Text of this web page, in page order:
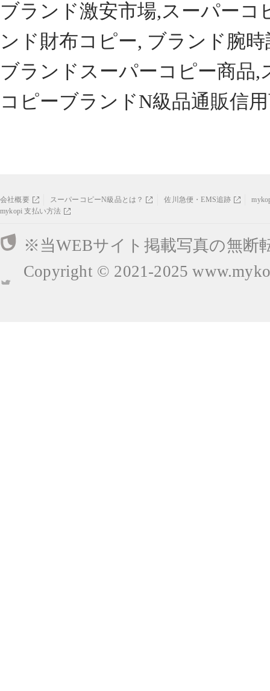
ブランド激安市場,スーパー
ンド財布コピー, ブランド腕
ブランドスーパーコピー商品
コピーブランドN級品通販信
会社概要 スーパーコピーN級品とは？ 佐川急便・EMS追跡
mykopi 支払い方法
※当WEBサイト掲載写真の無断
Copyright © 2021-2025